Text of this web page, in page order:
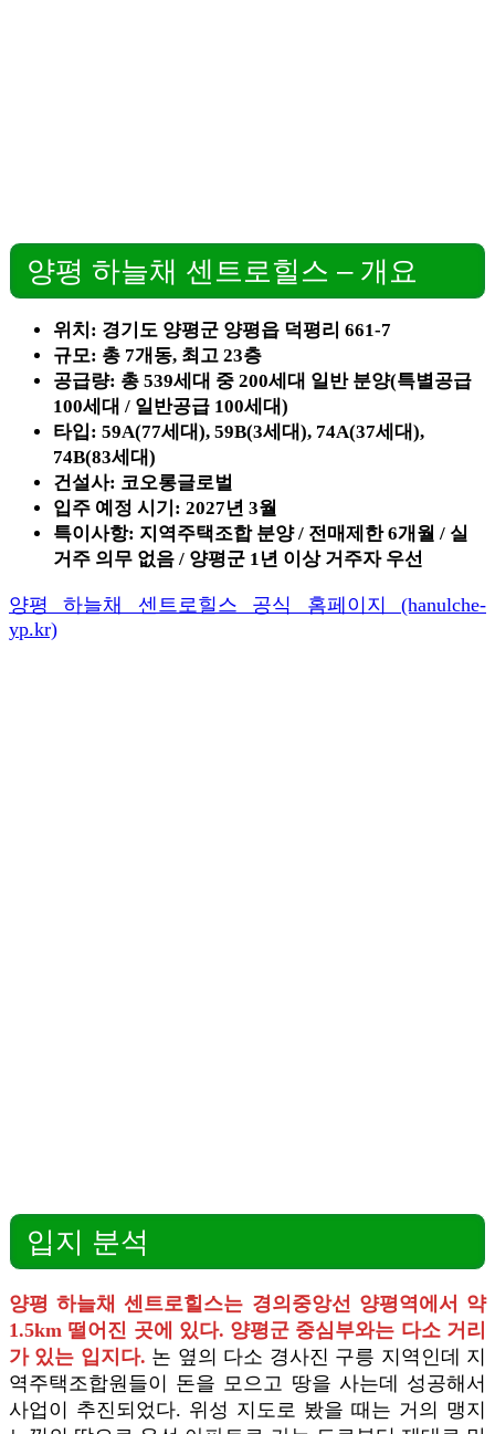
양평 하늘채 센트로힐스 – 개요
위치: 경기도 양평군 양평읍 덕평리 661-7
규모: 총 7개동, 최고 23층
공급량: 총 539세대 중 200세대 일반 분양(특별공급
100세대 / 일반공급 100세대)
타입: 59A(77세대), 59B(3세대), 74A(37세대),
74B(83세대)
건설사: 코오롱글로벌
입주 예정 시기: 2027년 3월
특이사항: 지역주택조합 분양 / 전매제한 6개월 / 실
거주 의무 없음 / 양평군 1년 이상 거주자 우선
양평 하늘채 센트로힐스 공식 홈페이지 (hanulche-
yp.kr)
입지 분석
양평 하늘채 센트로힐스는 경의중앙선 양평역에서 약
1.5km 떨어진 곳에 있다. 양평군 중심부와는 다소 거리
가 있는 입지다. 논 옆의 다소 경사진 구릉 지역인데 지
역주택조합원들이 돈을 모으고 땅을 사는데 성공해서
사업이 추진되었다. 위성 지도로 봤을 때는 거의 맹지